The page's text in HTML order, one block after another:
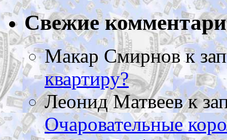
Свежие
Макар Смирновк
квартиру?
Леонид Матвеевк
Очаровательные